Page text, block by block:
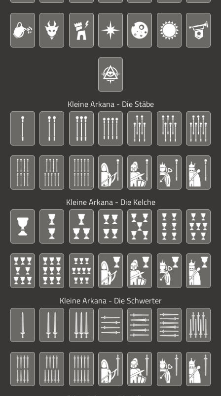
Kleine Arkana - Die Stäbe
Kleine Arkana - Die Kelche
Kleine Arkana - Die Schwerter